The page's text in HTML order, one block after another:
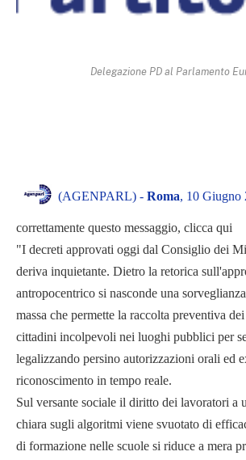
Delegazione PD al Parlamento
(AGENPARL) - Roma, 10 Giugno
correttamente questo messaggio, clicca qui
"I decreti approvati oggi dal Consiglio dei
deriva inquietante. Dietro la retorica
antropocentrico si nasconde una
massa che permette la raccolta preventiva
cittadini incolpevoli nei luoghi pubblici per
legalizzando persino autorizzazioni orali ed
riconoscimento in tempo reale.
Sul versante sociale il diritto dei lavoratori a
chiara sugli algoritmi viene svuotato di
di formazione nelle scuole si riduce a mera